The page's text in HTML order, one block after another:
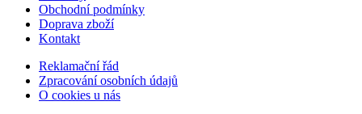
Obchodní podmínky
Doprava zboží
Kontakt
Reklamační řád
Zpracování osobních údajů
O cookies u nás